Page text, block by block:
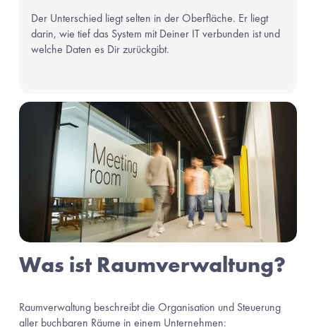
Der Unterschied liegt selten in der Oberfläche. Er liegt
darin, wie tief das System mit Deiner IT verbunden ist und
welche Daten es Dir zurückgibt.
Was ist Raumverwaltung?
Raumverwaltung beschreibt die Organisation und Steuerung
aller buchbaren Räume in einem Unternehmen: